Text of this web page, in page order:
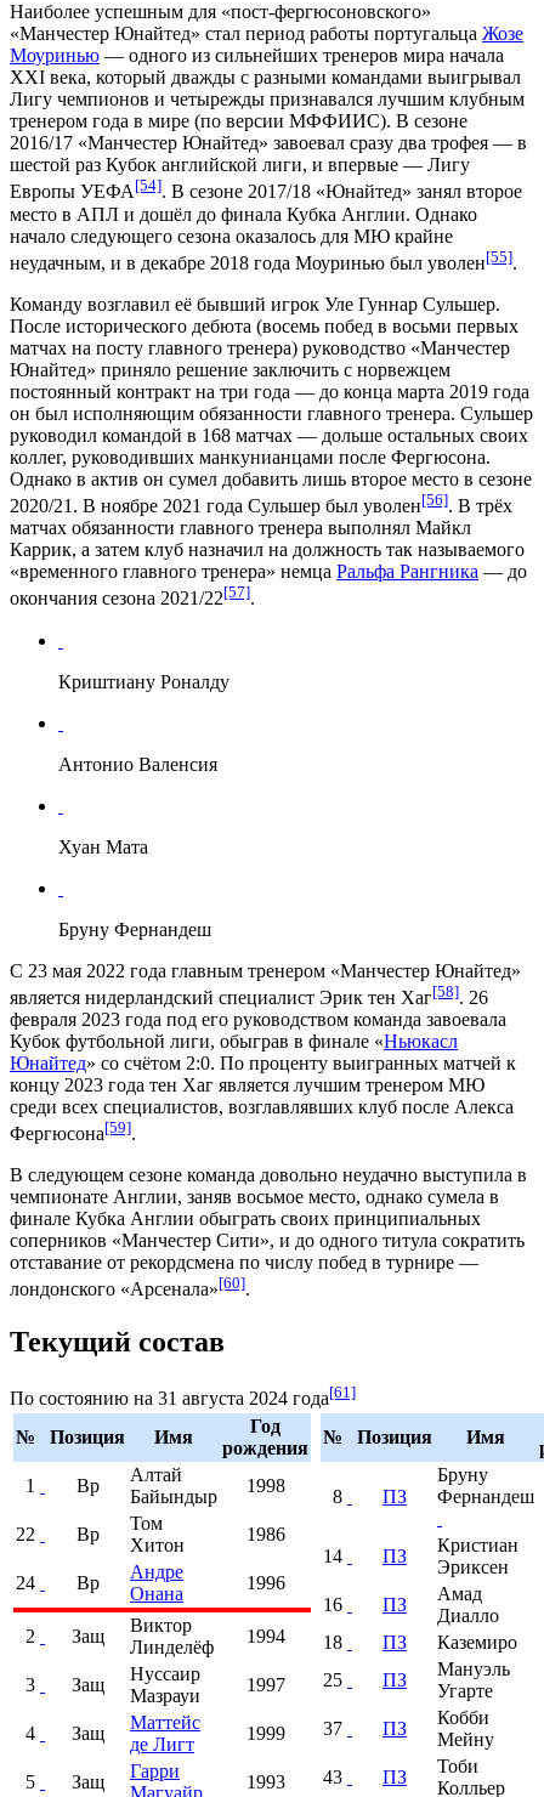
Наиболее успешным для «пост-фергюсоновского»
«Манчестер Юнайтед» стал период работы португальца Жозе
Моуринью — одного из сильнейших тренеров мира начала
XXI века, который дважды с разными командами выигрывал
Лигу чемпионов и четырежды признавался лучшим клубным
тренером года в мире (по версии МФФИИС). В сезоне
2016/17 «Манчестер Юнайтед» завоевал сразу два трофея — в
шестой раз Кубок английской лиги, и впервые — Лигу
Европы УЕФА[54]. В сезоне 2017/18 «Юнайтед» занял второе
место в АПЛ и дошёл до финала Кубка Англии. Однако
начало следующего сезона оказалось для МЮ крайне
неудачным, и в декабре 2018 года Моуринью был уволен[55].
Команду возглавил её бывший игрок Уле Гуннар Сульшер.
После исторического дебюта (восемь побед в восьми первых
матчах на посту главного тренера) руководство «Манчестер
Юнайтед» приняло решение заключить с норвежцем
постоянный контракт на три года — до конца марта 2019 года
он был исполняющим обязанности главного тренера. Сульшер
руководил командой в 168 матчах — дольше остальных своих
коллег, руководивших манкунианцами после Фергюсона.
Однако в актив он сумел добавить лишь второе место в сезоне
2020/21. В ноябре 2021 года Сульшер был уволен[56]. В трёх
матчах обязанности главного тренера выполнял Майкл
Каррик, а затем клуб назначил на должность так называемого
«временного главного тренера» немца Ральфа Рангника — до
окончания сезона 2021/22[57].
Криштиану Роналду
Антонио Валенсия
Хуан Мата
Бруну Фернандеш
С 23 мая 2022 года главным тренером «Манчестер Юнайтед»
является нидерландский специалист Эрик тен Хаг[58]. 26
февраля 2023 года под его руководством команда завоевала
Кубок футбольной лиги, обыграв в финале «Ньюкасл
Юнайтед» со счётом 2:0. По проценту выигранных матчей к
концу 2023 года тен Хаг является лучшим тренером МЮ
среди всех специалистов, возглавлявших клуб после Алекса
Фергюсона[59].
В следующем сезоне команда довольно неудачно выступила в
чемпионате Англии, заняв восьмое место, однако сумела в
финале Кубка Англии обыграть своих принципиальных
соперников «Манчестер Сити», и до одного титула сократить
отставание от рекордсмена по числу побед в турнире —
лондонского «Арсенала»[60].
Текущий состав
По состоянию на 31 августа 2024 года[61]
№ Позиция Имя
Год
рождения
1
Вр
Алтай
Байындыр
1998
22 Вр
Том
Хитон
1986
24 Вр
Андре
Онана
1996
2 Защ
Виктор
Линделёф
1994
3 Защ
Нуссаир
Мазрауи
1997
4 Защ
Маттейс
де Лигт
1999
5 Защ
Гарри
Магуайр
1993
№ Позиция Имя
8 ПЗ
Бруну
Фернандеш
14 ПЗ
Кристиан
Эриксен
16
ПЗ
Амад
Диалло
18
ПЗ
Каземиро
25
ПЗ
Мануэль
Угарте
37
ПЗ
Кобби
Мейну
43
ПЗ
Тоби
Колльер